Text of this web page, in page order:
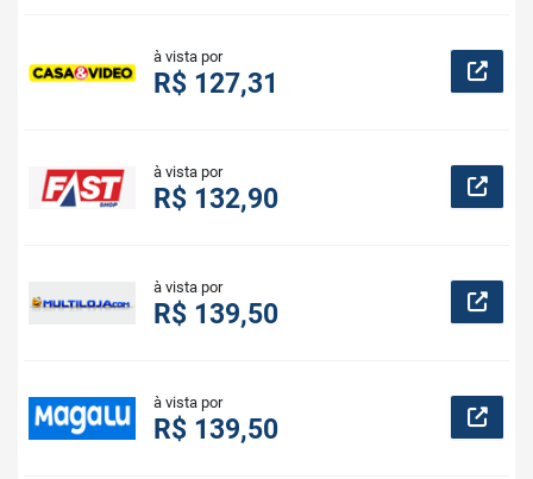
à vista por
R$ 127,31
à vista por
R$ 132,90
à vista por
R$ 139,50
à vista por
R$ 139,50